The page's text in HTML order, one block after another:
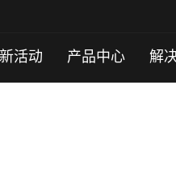
活动 产品中心 解